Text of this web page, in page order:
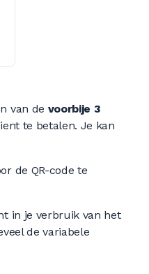
van de voorbije 3
te betalen. Je kan
de QR-code te
in je verbruik van het
de variabele